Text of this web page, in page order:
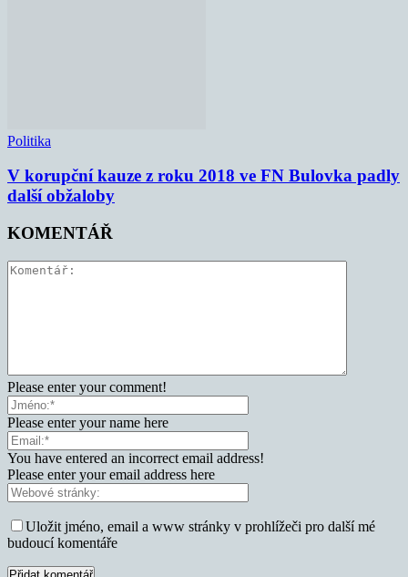
Politika
V korupční kauze z roku 2018 ve FN Bulovka padly
další obžaloby
KOMENTÁŘ
Please enter your comment!
Please enter your name here
You have entered an incorrect email address!
Please enter your email address here
Uložit jméno, email a www stránky v prohlížeči pro další mé
budoucí komentáře